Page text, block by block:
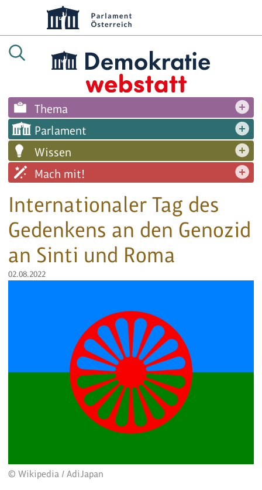
Thema
Parlament
Wissen
Mach mit!
Internationaler Tag des
Gedenkens an den Genozid
an Sinti und Roma
02.08.2022
© Wikipedia / AdiJapan